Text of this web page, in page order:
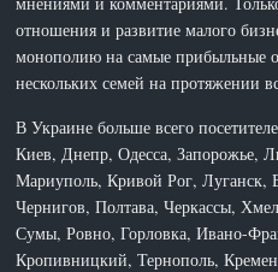
отношения и развитие малого
монополию на самые прибыльные
нескольких семей на протяжении
В Украине больше всего
Киев, Днепр, Одесса, Запорожье,
Мариуполь, Кривой Рог, Луганск,
Чернигов, Полтава, Черкассы,
Сумы, Ровно, Горловка, Ивано-
Кропивницкий, Тернополь,